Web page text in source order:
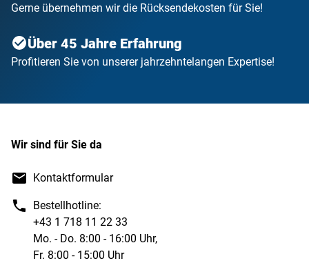
Gerne übernehmen wir die Rücksendekosten für Sie!
Über 45 Jahre Erfahrung
Profitieren Sie von unserer jahrzehntelangen Expertise!
Wir sind für Sie da
Kontaktformular
Bestellhotline:
+43 1 718 11 22 33
Mo. - Do. 8:00 - 16:00 Uhr,
Fr. 8:00 - 15:00 Uhr